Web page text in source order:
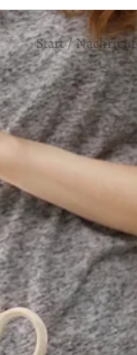
Start Nachricht